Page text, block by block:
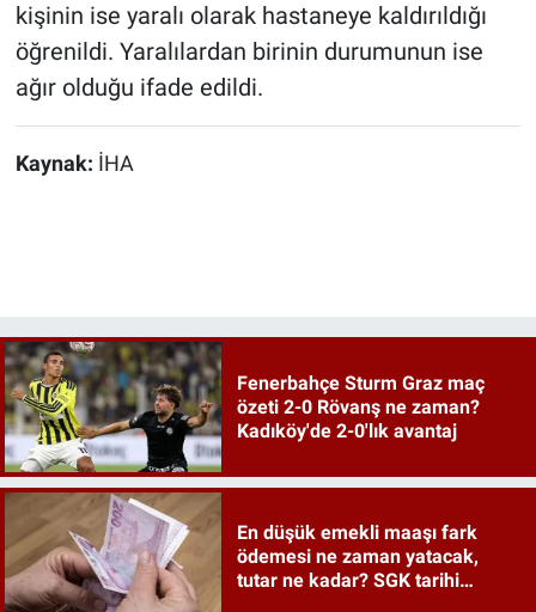
kişinin ise yaralı olarak hastaneye kaldırıldığı
öğrenildi. Yaralılardan birinin durumunun ise
ağır olduğu ifade edildi.
Kaynak: İHA
Fenerbahçe Sturm Graz maç
özeti 2-0 Rövanş ne zaman?
Kadıköy'de 2-0'lık avantaj
En düşük emekli maaşı fark
ödemesi ne zaman yatacak,
tutar ne kadar? SGK tarihi